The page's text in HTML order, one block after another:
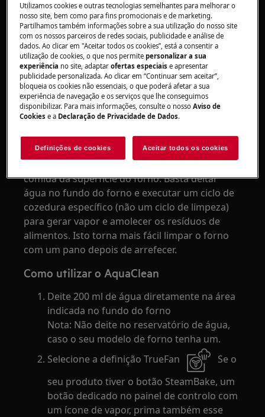
Diferentes modelos de fornos AEG podem
incluir diferentes funções de limpeza para
facilitar a tarefa de limpeza. Consulte o manual
do seu forno para ver que funções tem
disponíveis para tornar a limpeza do seu forno
mais simples.
O que é o AquaClean e porque deve
O AquaClean utiliza vapor para ajudar a
remover a gordura residual e os restos de
comida da superfície do forno. Basta deitar
água no fundo do forno e executar um ciclo de
cozedura específico (não um ciclo de limpeza)
para gerar vapor e amolecer os resíduos de
alimentos. Isto torna mais fácil limpar o forno
com um pano depois de arrefecer.
Como utilizar o AquaClean
Deite 200 ml de água diretamente na área
indicada no fundo do forno
Nota: Não deite no reservatório de água,
caso o seu modelo de forno tenha um.
Selecione a definição TrueFan
Se o
seu produto tiver o botão SteamBake, um
botão dedicado no painel de controlo com
um ícone de vapor, prima também esse
Utilizamos cookies e outras tecnologias semelhantes para melhorar o
nosso site, bem como para fins promocionais e de marketing.
Partilhamos também informações sobre a sua utilização do nosso site
com os nossos parceiros de redes sociais, publicidade e análise de
dados. Ao clicar em "Aceitar todos os cookies”, está a consentir a
utilização de cookies, o que nos permitepersonalizar a sua
experiência no site, adaptarofertas especiaise apresentar
publicidade personalizada. Ao clicar em “Continuar sem aceitar”,
bloqueia os cookies não essenciais, o que poderá afetar a sua
experiência de navegação e os serviços que lhe conseguimos
disponibilizar. Para mais informações, consulte o nossoAviso de
Cookies e a Declaração de Privacidade de Dados.
Definições de cookies Aceitar todos os cookies